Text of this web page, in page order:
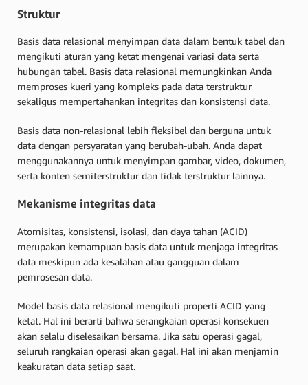
Struktur
Basis data relasional menyimpan data dalam bentuk tabel dan
mengikuti aturan yang ketat mengenai variasi data serta
hubungan tabel. Basis data relasional memungkinkan Anda
memproses kueri yang kompleks pada data terstruktur
sekaligus mempertahankan integritas dan konsistensi data.
Basis data non-relasional lebih fleksibel dan berguna untuk
data dengan persyaratan yang berubah-ubah. Anda dapat
menggunakannya untuk menyimpan gambar, video, dokumen,
serta konten semiterstruktur dan tidak terstruktur lainnya.
Mekanisme integritas data
Atomisitas, konsistensi, isolasi, dan daya tahan (ACID)
merupakan kemampuan basis data untuk menjaga integritas
data meskipun ada kesalahan atau gangguan dalam
pemrosesan data.
Model basis data relasional mengikuti properti ACID yang
ketat. Hal ini berarti bahwa serangkaian operasi konsekuen
akan selalu diselesaikan bersama. Jika satu operasi gagal,
seluruh rangkaian operasi akan gagal. Hal ini akan menjamin
keakuratan data setiap saat.